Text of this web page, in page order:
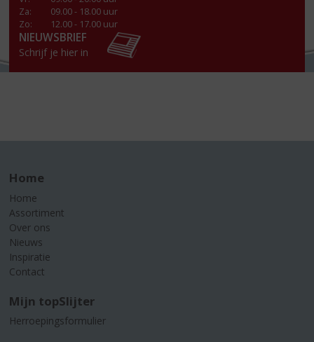
Za:
09.00 - 18.00 uur
Zo:
12.00 - 17.00 uur
NIEUWSBRIEF
Schrijf je hier in
Home
Home
Assortiment
Over ons
Nieuws
Inspiratie
Contact
Mijn topSlijter
Herroepingsformulier